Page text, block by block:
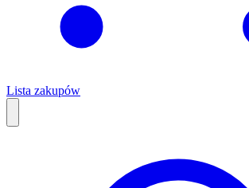
Lista zakupów